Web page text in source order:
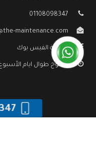
01108098347
maintenance.com
صفحة الفيس بوك
مفتوح طوال ايام